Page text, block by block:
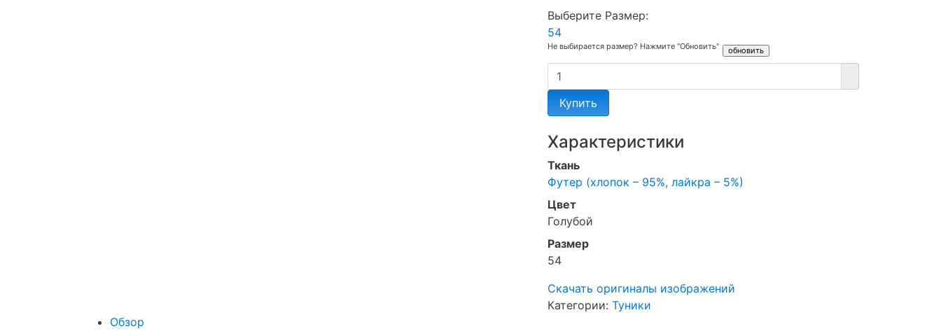
Выберите Размер:
54
Не выбирается размер? Нажмите "Обновить"
Купить
Характеристики
Ткань
Футер (хлопок – 95%, лайкра – 5%)
Цвет
Голубой
Размер
54
Скачать оригиналы изображений
Категории: Туники
Обзор